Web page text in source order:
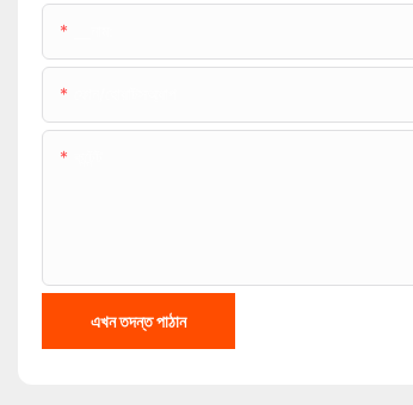
এখন তদন্ত পাঠান